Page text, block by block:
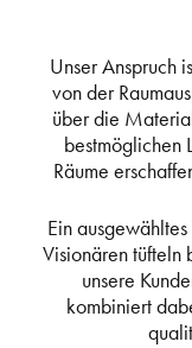
Unser Anspruch
von der
über die
bestmöglichen
Räume
Ein
Visionären tüfteln
unsere
kombiniert